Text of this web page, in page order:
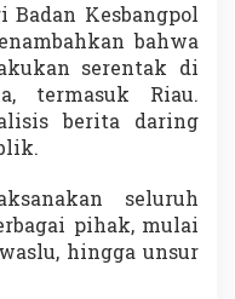
Kesbangpol
bahwa
serentak di
termasuk Riau.
berita daring
seluruh
pihak, mulai
hingga unsur